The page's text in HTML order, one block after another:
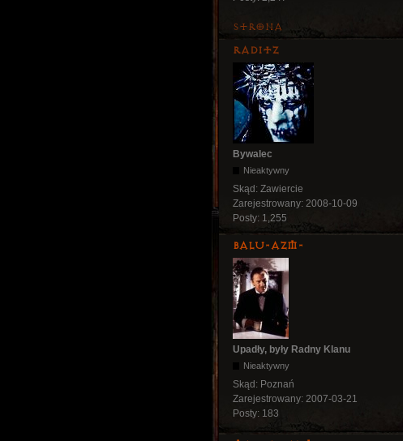
Strona
Raditz
Bywalec
Nieaktywny
Skąd: Zawiercie
Zarejestrowany: 2008-10-09
Posty: 1,255
Balu-AZM-
Upadły, były Radny Klanu
Nieaktywny
Skąd: Poznań
Zarejestrowany: 2007-03-21
Posty: 183